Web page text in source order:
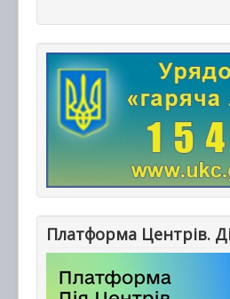
Платформа Центрів.